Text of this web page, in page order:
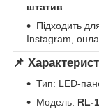
штатив
Підходить
Instagram,
📌
Тип: LED-
Модель: RL-